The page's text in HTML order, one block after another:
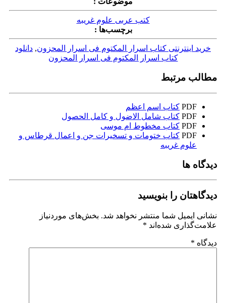
کتب عربی علوم غریبه
برچسب‌ها :
خرید اینترنتی کتاب اسرار المکتوم فی اسرار المحزون, دانلود
کتاب اسرار المکتوم فی اسرار المحزون
مطالب مرتبط
PDF کتاب اسم اعظم
PDF کتاب شامل الاضول و کامل الحصول
PDF کتاب مخطوط ام موسی
PDF کتاب ختومات و تسخیرات جن و اعمال قرطاس و
علوم غریبه
دیدگاه ها
دیدگاهتان را بنویسید
نشانی ایمیل شما منتشر نخواهد شد. بخش‌های موردنیاز
علامت‌گذاری شده‌اند *
دیدگاه *